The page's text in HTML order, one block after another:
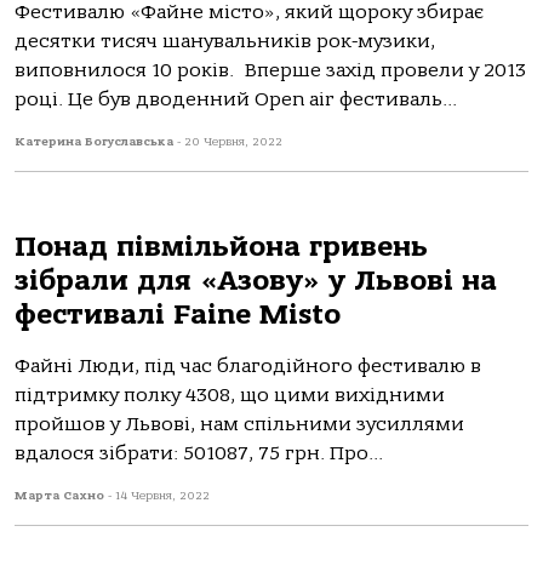
Фестивалю «Файне місто», який щороку збирає
десятки тисяч шанувальників рок-музики,
виповнилося 10 років. Вперше захід провели у 2013
році. Це був дводенний Open air фестиваль...
Катерина Богуславська - 20 Червня, 2022
Понад півмільйона гривень
зібрали для «Азову» у Львові на
фестивалі Faine Misto
Файні Люди, під час благодійного фестивалю в
підтримку полку 4308, що цими вихідними
пройшов у Львові, нам спільними зусиллями
вдалося зібрати: 501087, 75 грн. Про...
Марта Сахно - 14 Червня, 2022